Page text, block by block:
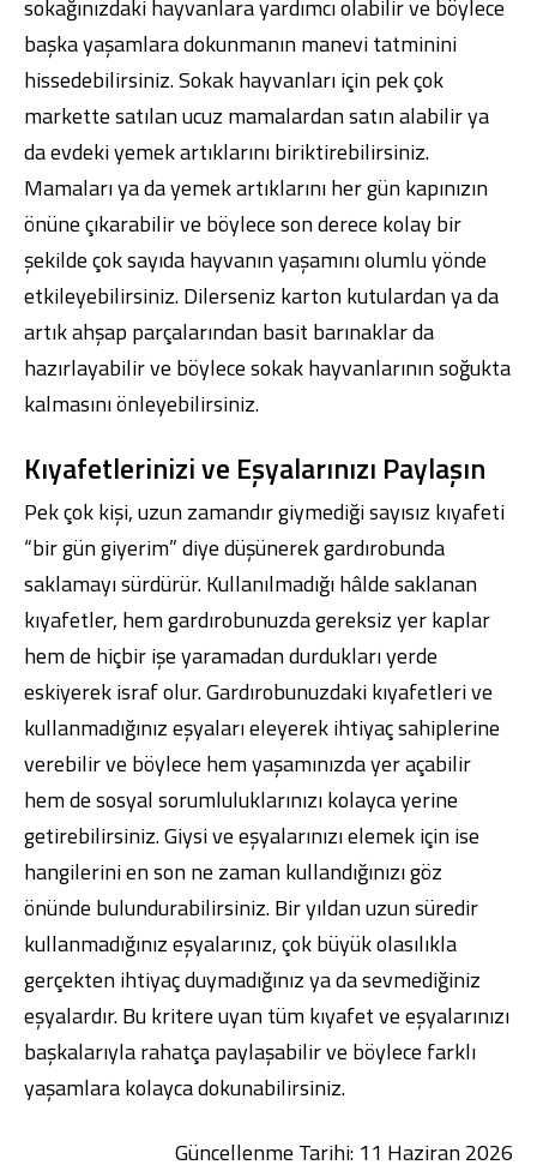
sokağınızdaki hayvanlara yardımcı olabilir ve böylece
başka yaşamlara dokunmanın manevi tatminini
hissedebilirsiniz. Sokak hayvanları için pek çok
markette satılan ucuz mamalardan satın alabilir ya
da evdeki yemek artıklarını biriktirebilirsiniz.
Mamaları ya da yemek artıklarını her gün kapınızın
önüne çıkarabilir ve böylece son derece kolay bir
şekilde çok sayıda hayvanın yaşamını olumlu yönde
etkileyebilirsiniz. Dilerseniz karton kutulardan ya da
artık ahşap parçalarından basit barınaklar da
hazırlayabilir ve böylece sokak hayvanlarının soğukta
kalmasını önleyebilirsiniz.
Kıyafetlerinizi ve Eşyalarınızı Paylaşın
Pek çok kişi, uzun zamandır giymediği sayısız kıyafeti
“bir gün giyerim” diye düşünerek gardırobunda
saklamayı sürdürür. Kullanılmadığı hâlde saklanan
kıyafetler, hem gardırobunuzda gereksiz yer kaplar
hem de hiçbir işe yaramadan durdukları yerde
eskiyerek israf olur. Gardırobunuzdaki kıyafetleri ve
kullanmadığınız eşyaları eleyerek ihtiyaç sahiplerine
verebilir ve böylece hem yaşamınızda yer açabilir
hem de sosyal sorumluluklarınızı kolayca yerine
getirebilirsiniz. Giysi ve eşyalarınızı elemek için ise
hangilerini en son ne zaman kullandığınızı göz
önünde bulundurabilirsiniz. Bir yıldan uzun süredir
kullanmadığınız eşyalarınız, çok büyük olasılıkla
gerçekten ihtiyaç duymadığınız ya da sevmediğiniz
eşyalardır. Bu kritere uyan tüm kıyafet ve eşyalarınızı
başkalarıyla rahatça paylaşabilir ve böylece farklı
yaşamlara kolayca dokunabilirsiniz.
Güncellenme Tarihi: 11 Haziran 2026